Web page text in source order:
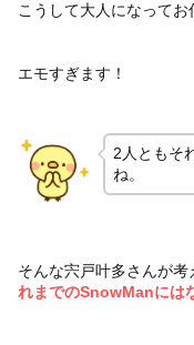
こうして大人になってお
エモすぎます！
2人ともそ
ね。
そんな宍戸叶多さんが
れまでのSnowManには